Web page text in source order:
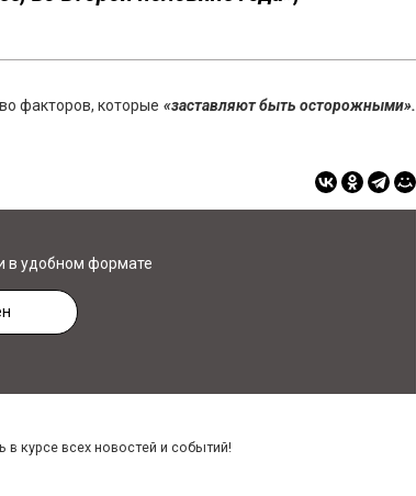
факторов, которые «заставляют быть осторожными».
в удобном формате
в курсе всех новостей и событий!